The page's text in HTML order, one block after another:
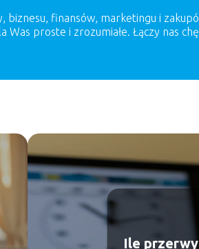
finansów, marketingu i
Was proste i zrozumiałe. Łączy nas
Ile przerwy